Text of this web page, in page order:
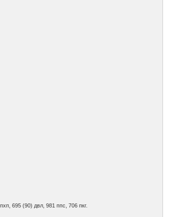
695 (90) двл, 981 ппс, 706 пкг.